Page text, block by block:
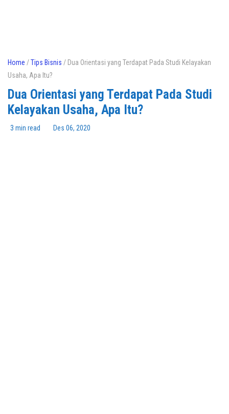
Home /Tips Bisnis / Dua Orientasi yang Terdapat Pada Studi Kelayakan
Usaha, Apa Itu?
Dua Orientasi yang Terdapat Pada Studi
Kelayakan Usaha, Apa Itu?
3 min read Des 06, 2020